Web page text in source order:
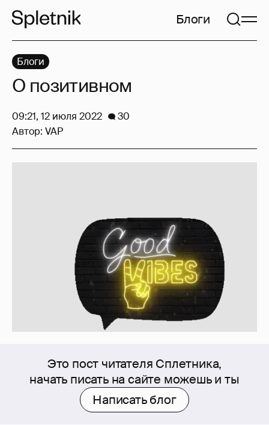
Блоги
Это пост читателя Сплетника,
начать писать на сайте можешь и ты
Написать блог
Блоги
О позитивном
09:21, 12 июля 2022
30
Автор: VAP